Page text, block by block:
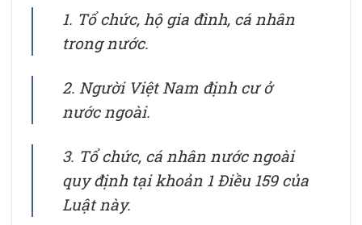
1. Tổ chức, hộ gia đình, cá nhân
trong nước.
2. Người Việt Nam định cư ở
nước ngoài.
3. Tổ chức, cá nhân nước ngoài
quy định tại khoản 1 Điều 159 của
Luật này.